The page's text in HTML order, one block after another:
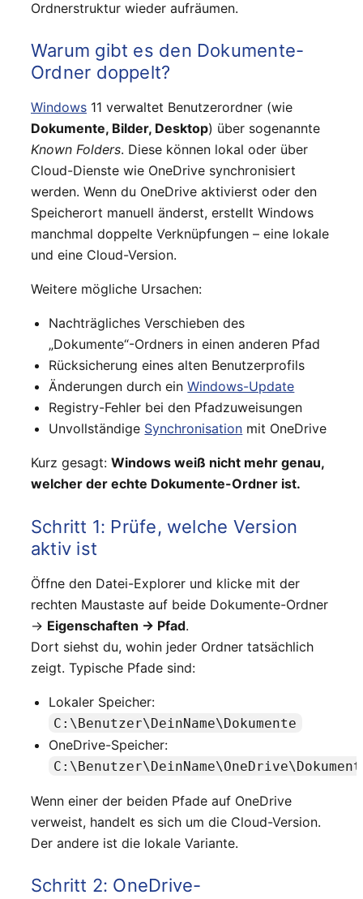
Ordnerstruktur wieder aufräumen.
Warum gibt es den Dokumente-
Ordner doppelt?
Windows 11 verwaltet Benutzerordner (wie
Dokumente, Bilder, Desktop) über sogenannte
Known Folders. Diese können lokal oder über
Cloud-Dienste wie OneDrive synchronisiert
werden. Wenn du OneDrive aktivierst oder den
Speicherort manuell änderst, erstellt Windows
manchmal doppelte Verknüpfungen – eine lokale
und eine Cloud-Version.
Weitere mögliche Ursachen:
Nachträgliches Verschieben des
„Dokumente“-Ordners in einen anderen Pfad
Rücksicherung eines alten Benutzerprofils
Änderungen durch einWindows-Update
Registry-Fehler bei den Pfadzuweisungen
Unvollständige Synchronisation mit OneDrive
Kurz gesagt: Windows weiß nicht mehr genau,
welcher der echte Dokumente-Ordner ist.
Schritt 1: Prüfe, welche Version
aktiv ist
Öffne den Datei-Explorer und klicke mit der
rechten Maustaste auf beide Dokumente-Ordner
→ Eigenschaften → Pfad.
Dort siehst du, wohin jeder Ordner tatsächlich
zeigt. Typische Pfade sind:
Lokaler Speicher:
C:\Benutzer\DeinName\Dokumente
OneDrive-Speicher:
Wenn einer der beiden Pfade auf OneDrive
verweist, handelt es sich um die Cloud-Version.
Der andere ist die lokale Variante.
Schritt 2: OneDrive-